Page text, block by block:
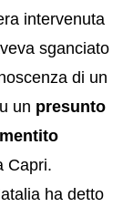
intervenuta
sganciato
di un
un presunto
Capri.
ha detto